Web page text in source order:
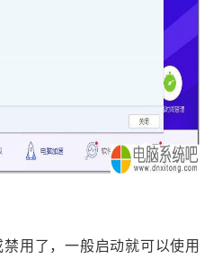
用了，一般启动就可以使用